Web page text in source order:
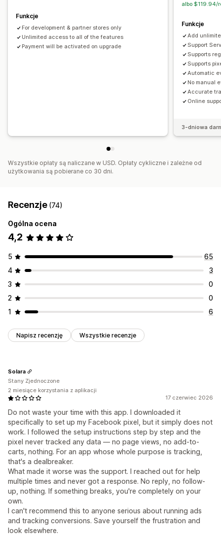
Śledzenie zakupu
Śledzenie za pomocą piksela
Materiały wizualne i raporty
Wskaźniki referencyjne
Funkcje
For development & partner stores only
Unlimited access to all of the features
Payment will be activated on upgrade
albo $119.94/
Funkcje
Add
Support
Supports
Supports
Automatic
No manual
Accurate
Online
3-dniowa
Wszystkie opłaty są naliczane w USD. Opłaty cykliczne i zależne od
użytkowania są pobierane co 30 dni.
Recenzje (74)
Ogólna ocena
4,2
5
65
4
3
3
0
2
0
1
6
Napisz recenzję Wszystkie recenzje
17 czerwiec 2026
Do not waste your time with this app. I downloaded it
specifically to set up my Facebook pixel, but it simply does not
work. I followed the setup instructions step by step and the
pixel never tracked any data — no page views, no add-to-
carts, nothing. For an app whose whole purpose is tracking,
that's a dealbreaker.
What made it worse was the support. I reached out for help
multiple times and never got a response. No reply, no follow-
up, nothing. If something breaks, you're completely on your
own.
I can't recommend this to anyone serious about running ads
and tracking conversions. Save yourself the frustration and
look elsewhere.
Solara
Stany Zjednoczone
2 miesiące korzystania z aplikacji